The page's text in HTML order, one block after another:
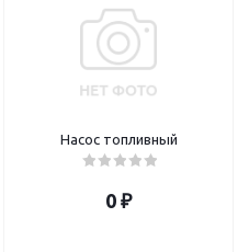
Насос топливный
0 ₽